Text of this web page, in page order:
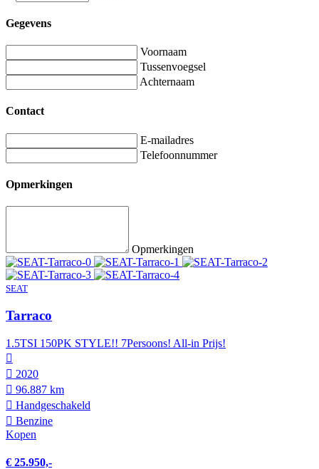
Gegevens
Voornaam
Tussenvoegsel
Achternaam
Contact
E-mailadres
Telefoonnummer
Opmerkingen
Opmerkingen
SEAT
Tarraco
1.5TSI 150PK STYLE!! 7Persoons! All-in Prijs!
2020
96.887 km
Hand­geschakeld
Benzine
Kopen
€ 25.950,-